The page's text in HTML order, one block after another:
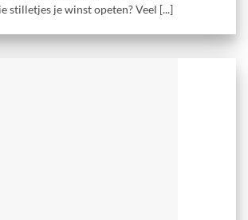
stilletjes je winst opeten? Veel [...]